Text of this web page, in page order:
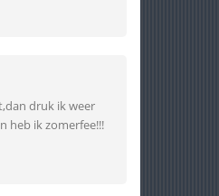
druk ik weer
heb ik zomerfee!!!